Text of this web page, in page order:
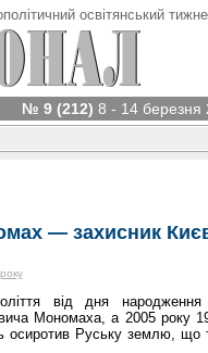
освітянський
№ 9 (212) 8 - 14 березня
— захисник
від дня
Мономаха, а 2005 року
осиротив Руську землю, що